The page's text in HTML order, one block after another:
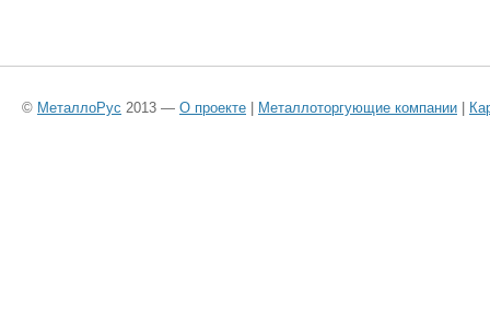
© МеталлоРус 2013 — О проекте | Металлоторгующие компании |